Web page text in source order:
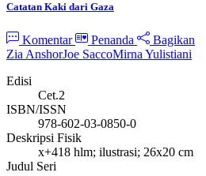
Catatan Kaki dari Gaza
Komentar Penanda
Bagikan
Zia AnshorJoe SaccoMirna Yulistiani
Edisi
Cet.2
ISBN/ISSN
978-602-03-0850-0
Deskripsi Fisik
x+418 hlm; ilustrasi; 26x20 cm
Judul Seri